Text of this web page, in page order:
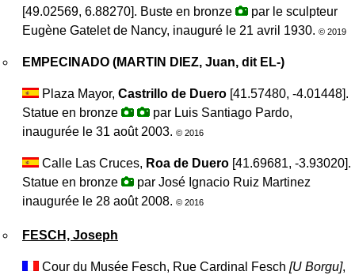
[49.02569, 6.88270]. Buste en bronze
par le sculpteur
Eugène Gatelet de Nancy, inauguré le 21 avril 1930. © 2019
EMPECINADO (MARTIN DIEZ, Juan, dit EL-)
Plaza Mayor, Castrillo de Duero [41.57480, -4.01448].
Statue en bronze
par Luis Santiago Pardo,
inaugurée le 31 août 2003. © 2016
Calle Las Cruces, Roa de Duero [41.69681, -3.93020].
Statue en bronze
par José Ignacio Ruiz Martinez
inaugurée le 28 août 2008. © 2016
FESCH, Joseph
Cour du Musée Fesch, Rue Cardinal Fesch [U Borgu],